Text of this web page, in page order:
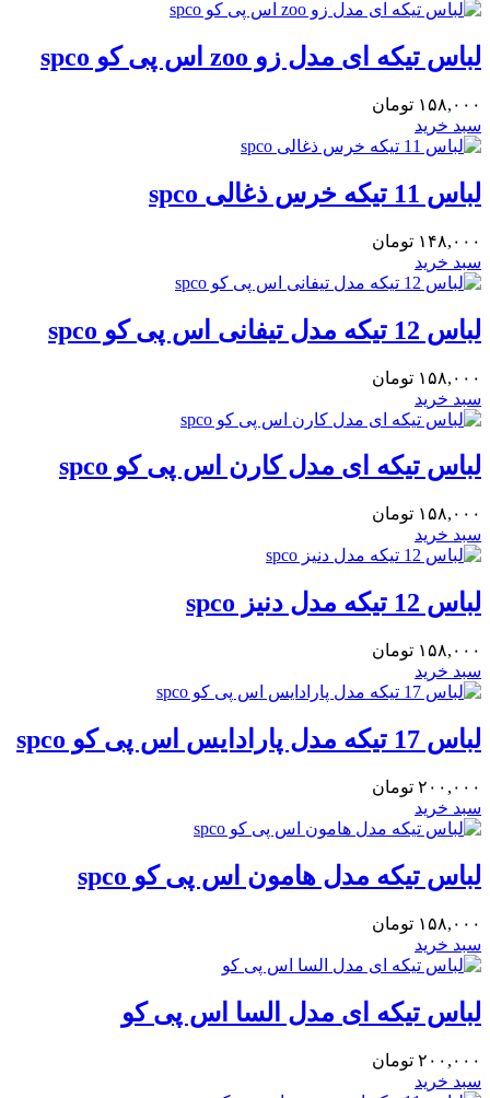
لباس تیکه ای مدل زو zoo اس پی کو spco
۱۵۸,۰۰۰ تومان
سبد خرید
لباس 11 تیکه خرس ذغالی spco
۱۴۸,۰۰۰ تومان
سبد خرید
لباس 12 تیکه مدل تیفانی اس پی کو spco
۱۵۸,۰۰۰ تومان
سبد خرید
لباس تیکه ای مدل کارن اس پی کو spco
۱۵۸,۰۰۰ تومان
سبد خرید
لباس 12 تیکه مدل دنیز spco
۱۵۸,۰۰۰ تومان
سبد خرید
لباس 17 تیکه مدل پارادایس اس پی کو spco
۲۰۰,۰۰۰ تومان
سبد خرید
لباس تیکه مدل هامون اس پی کو spco
۱۵۸,۰۰۰ تومان
سبد خرید
لباس تیکه ای مدل السا اس پی کو
۲۰۰,۰۰۰ تومان
سبد خرید